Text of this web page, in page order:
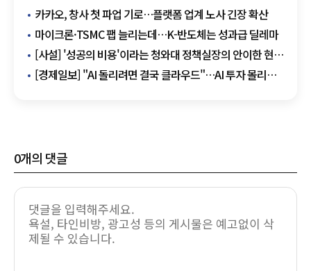
카카오, 창사 첫 파업 기로…플랫폼 업계 노사 긴장 확산
마이크론·TSMC 팹 늘리는데…K-반도체는 성과급 딜레마
[사설] '성공의 비용'이라는 청와대 정책실장의 안이한 현실
도피
[경제일보] "AI 돌리려면 결국 클라우드"…AI 투자 몰리자
0개의 댓글